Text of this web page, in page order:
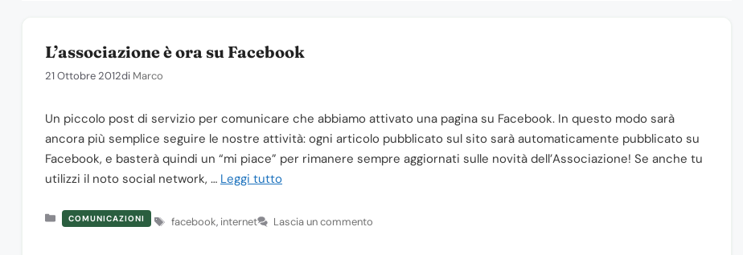
L’associazione è ora su Facebook
21 Ottobre 2012di Marco
Un piccolo post di servizio per comunicare che abbiamo attivato una pagina su Facebook. In questo modo sarà
ancora più semplice seguire le nostre attività: ogni articolo pubblicato sul sito sarà automaticamente pubblicato su
Facebook, e basterà quindi un “mi piace” per rimanere sempre aggiornati sulle novità dell’Associazione! Se anche tu
utilizzi il noto social network, … Leggi tutto
Categorie
COMUNICAZIONI Tag
facebook, internet Lascia un commento